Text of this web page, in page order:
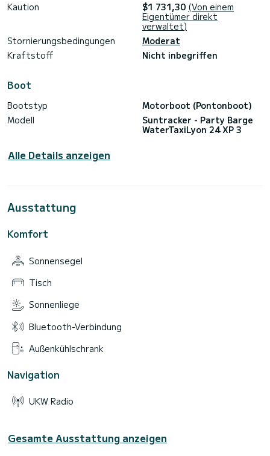
Kaution $1 731,30 (Von einem
Eigentümer direkt
verwaltet)
Stornierungsbedingungen
Moderat
Kraftstoff
Nicht inbegriffen
Boot
Bootstyp
Motorboot (Pontonboot)
Modell
Suntracker - Party Barge
WaterTaxiLyon 24 XP 3
Alle Details anzeigen
Ausstattung
Komfort
Sonnensegel
Tisch
Sonnenliege
Bluetooth-Verbindung
Außenkühlschrank
Navigation
UKW Radio
Gesamte Ausstattung anzeigen